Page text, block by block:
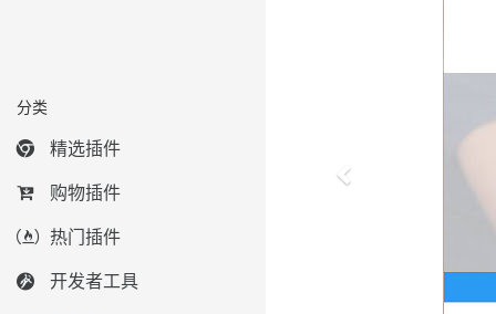
分类
精选插件
购物插件
热门插件
开发者工具